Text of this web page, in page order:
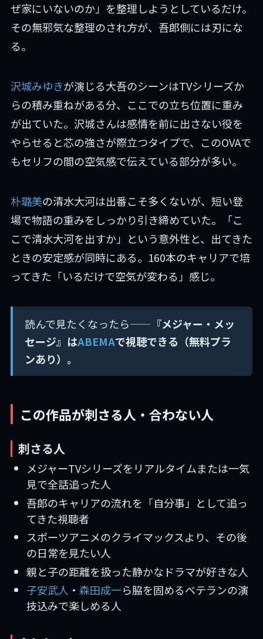
ぜ家にいないのか」を整理しようとしているだけ。
その無邪気な整理のされ方が、吾郎側には刃にな
る。
沢城みゆきが演じる大吾のシーンはTVシリーズか
らの積み重ねがある分、ここでの立ち位置に重み
が出ていた。沢城さんは感情を前に出さない役を
やらせると芯の強さが際立つタイプで、このOVAで
もセリフの間の空気感で伝えている部分が多い。
朴璐美の清水大河は出番こそ多くないが、短い登
場で物語の重みをしっかり引き締めていた。「こ
こで清水大河を出すか」という意外性と、出てきた
ときの安定感が同時にある。160本のキャリアで培
ってきた「いるだけで空気が変わる」感じ。
読んで見たくなったら—— 『メジャー・メッ
セージ』はABEMAで視聴できる（無料プラ
ンあり）。
この作品が刺さる人・合わない人
刺さる人
メジャーTVシリーズをリアルタイムまたは一気
見で全話追った人
吾郎のキャリアの流れを「自分事」として追っ
てきた視聴者
スポーツアニメのクライマックスより、その後
の日常を見たい人
親と子の距離を扱った静かなドラマが好きな人
子安武人 ・ 森田成一ら脇を固めるベテランの演
技込みで楽しめる人